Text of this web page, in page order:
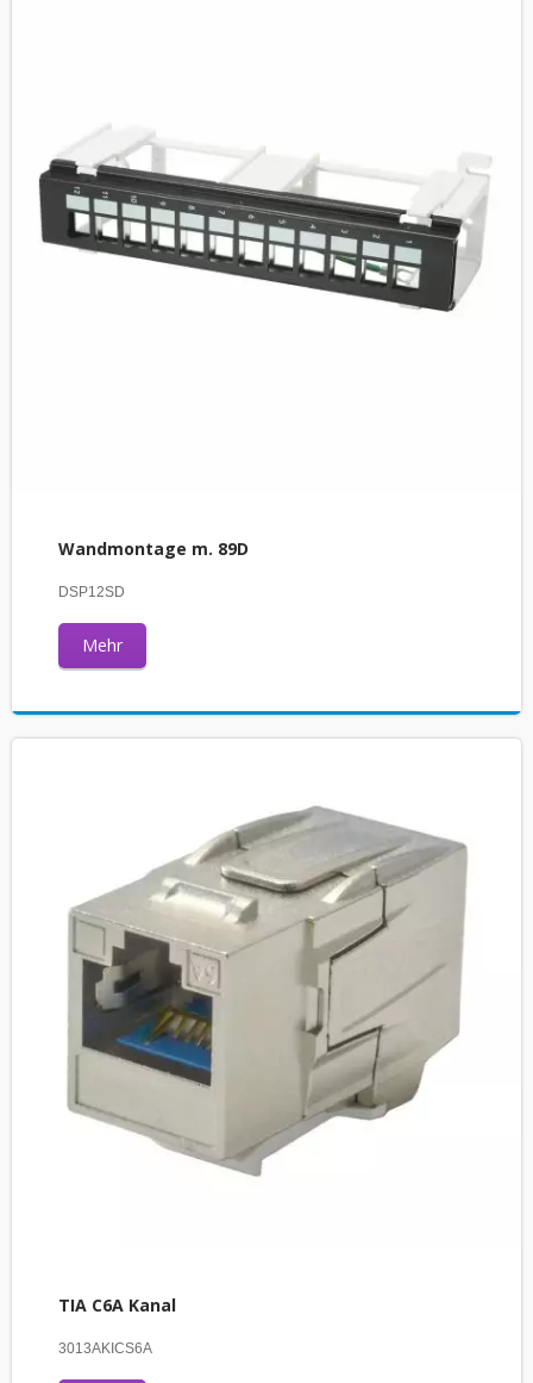
Wandmontage m. 89D
DSP12SD
Mehr
TIA C6A Kanal
3013AKICS6A